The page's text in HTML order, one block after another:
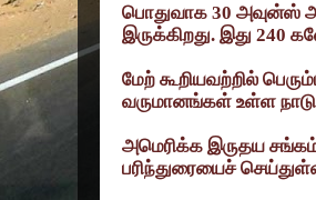
பொதுவாக 30 அவுன்ஸ்
இருக்கிறது. இது 240
மேற் கூறியவற்றில்
வருமானங்கள் உள்ள
அமெரிக்க இருதய
பரிந்துரையைச்